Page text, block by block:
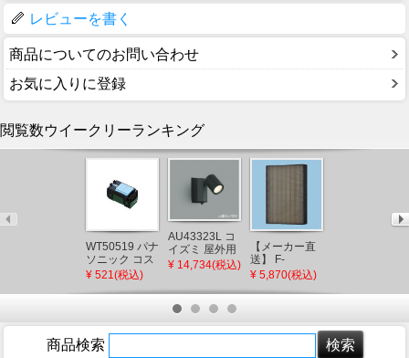
レビューを書く
商品についてのお問い合わせ
お気に入りに登録
閲覧数ウイークリーランキング
WT50519 パナ
ソニック コス
モシリーズワ
たるスイッチ
¥ 521(税込)
AU43323L コ
イズミ 屋外用
スポットライ
色） センサー
¥ 14,734(税込)
【メーカー直
送】 F-
ZSLP40 パナ
埋込形空気清
ィルター
¥ 5,870(税込)
イッチ付 φ550
色） ～8畳
商品検索